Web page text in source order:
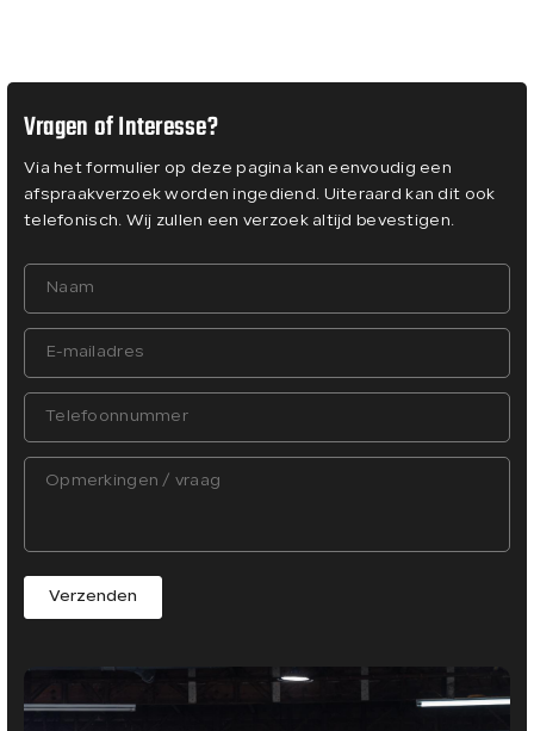
Vragen of Interesse?
Via het formulier op deze pagina kan eenvoudig een
afspraakverzoek worden ingediend. Uiteraard kan dit ook
telefonisch. Wij zullen een verzoek altijd bevestigen.
Verzenden